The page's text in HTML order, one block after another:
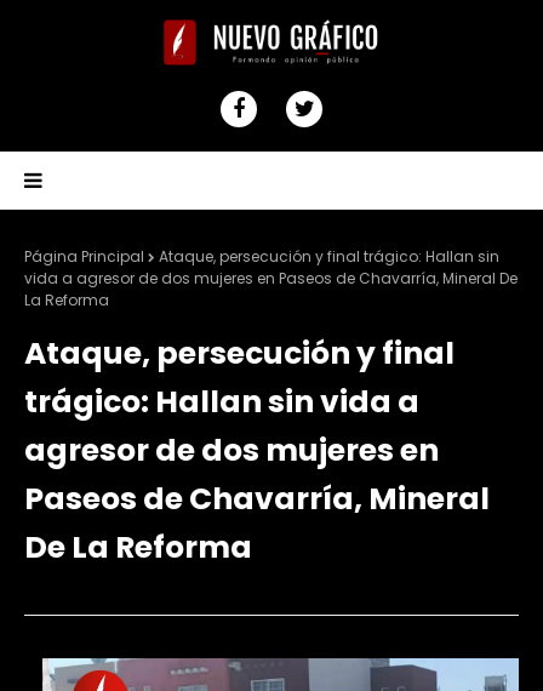
Página Principal
Ataque, persecución y final trágico: Hallan sin
vida a agresor de dos mujeres en Paseos de Chavarría, Mineral De
La Reforma
Ataque, persecución y final
trágico: Hallan sin vida a
agresor de dos mujeres en
Paseos de Chavarría, Mineral
De La Reforma